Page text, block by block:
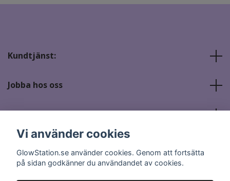
Kundtjänst:
Jobba hos oss
Sociala medier
Vi använder cookies
GlowStation.se använder cookies. Genom att fortsätta
på sidan godkänner du användandet av cookies.